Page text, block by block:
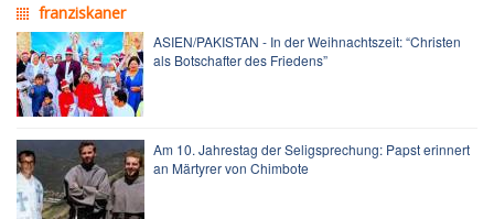
franziskaner
ASIEN/PAKISTAN - In der Weihnachtszeit: “Christen
als Botschafter des Friedens”
Am 10. Jahrestag der Seligsprechung: Papst erinnert
an Märtyrer von Chimbote